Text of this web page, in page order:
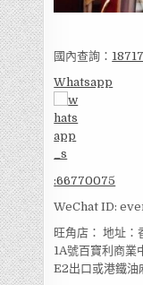
國內查詢：
Whatsapp
:66770075
WeChat ID:
旺角店： 地址：
1A號百寶利商業
E2出口或港鐵油